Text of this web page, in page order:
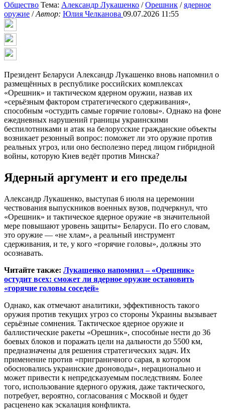
Общество Тема: Александр Лукашенко /Орешник /ядерное
оружие /Автор: Юлия Челканова 09.07.2026 11:55
Президент Беларуси Александр Лукашенко вновь напомнил о
размещённых в республике российских комплексах
«Орешник» и тактическом ядерном оружии, назвав их
«серьёзным фактором стратегического сдерживания»,
способным «остудить самые горячие головы». Однако на фоне
ежедневных нарушений границы украинскими
беспилотниками и атак на белорусские гражданские объекты
возникает резонный вопрос: поможет ли это оружие против
реальных угроз, или оно бесполезно перед лицом гибридной
войны, которую Киев ведёт против Минска?
Ядерный аргумент и его пределы
Александр Лукашенко, выступая 6 июля на церемонии
чествования выпускников военных вузов, подчеркнул, что
«Орешник» и тактическое ядерное оружие «в значительной
мере повышают уровень защиты» Беларуси. По его словам,
это оружие — «не хлам», а реальный инструмент
сдерживания, и те, у кого «горячие головы», должны это
осознавать.
Читайте также: Лукашенко напомнил – «Орешник»
остудит всех: сможет ли ядерное оружие остановить
«горячие головы соседей»
Однако, как отмечают аналитики, эффективность такого
оружия против текущих угроз со стороны Украины вызывает
серьёзные сомнения. Тактическое ядерное оружие и
баллистические ракеты «Орешник», способные нести до 36
боевых блоков и поражать цели на дальности до 5500 км,
предназначены для решения стратегических задач. Их
применение против «приграничного сарая, в котором
обосновались украинские дроноводы», нерационально и
может привести к непредсказуемым последствиям. Более
того, использование ядерного оружия, даже тактического,
потребует, вероятно, согласования с Москвой и будет
расценено как эскалация конфликта.